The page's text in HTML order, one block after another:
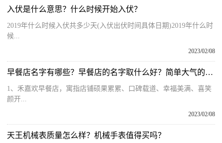
入伏是什么意思？什么时候开始入伏？
2019年什么时候入伏共多少天(入伏出伏时间具体日期)2019年什么时
候...
2023/02/08
早餐店名字有哪些？早餐店的名字取什么好？简单大气的早餐店名字
1、禾嘉欢早餐店，寓指店铺硕果累累、口碑载道、幸福美满、喜笑
颜开...
2023/02/08
天王机械表质量怎么样？机械手表值得买吗？